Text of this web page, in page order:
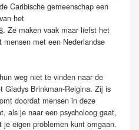
Caribische gemeenschap een
het
. Ze maken vaak maar liefst het
mensen met een Nederlandse
weg niet te vinden naar de
Gladys Brinkman-Reigina. Zij is
doordat mensen in deze
als je naar een psycholoog gaat,
eigen problemen kunt omgaan.